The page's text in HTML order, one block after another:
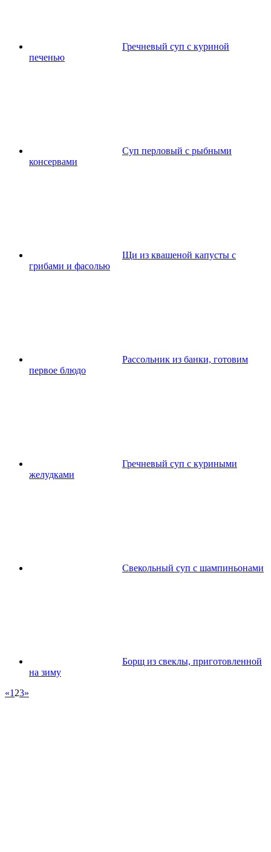
Гречневый суп с куриной
печенью
Суп перловый с рыбными
консервами
Щи из квашеной капусты с
грибами и фасолью
Рассольник из банки, готовим
первое блюдо
Гречневый суп с куриными
желудками
Свекольный суп с шампиньонами
Борщ из свеклы, приготовленной
на зиму
«1 23»